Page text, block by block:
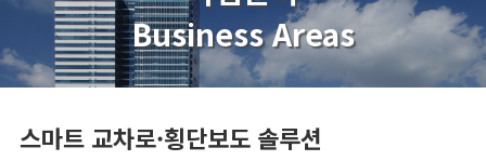
Business Areas
스마트 교차로·횡단보도 솔루션